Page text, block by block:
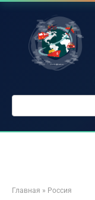
Перейти
контенту
Поиск:
Главная » Россия